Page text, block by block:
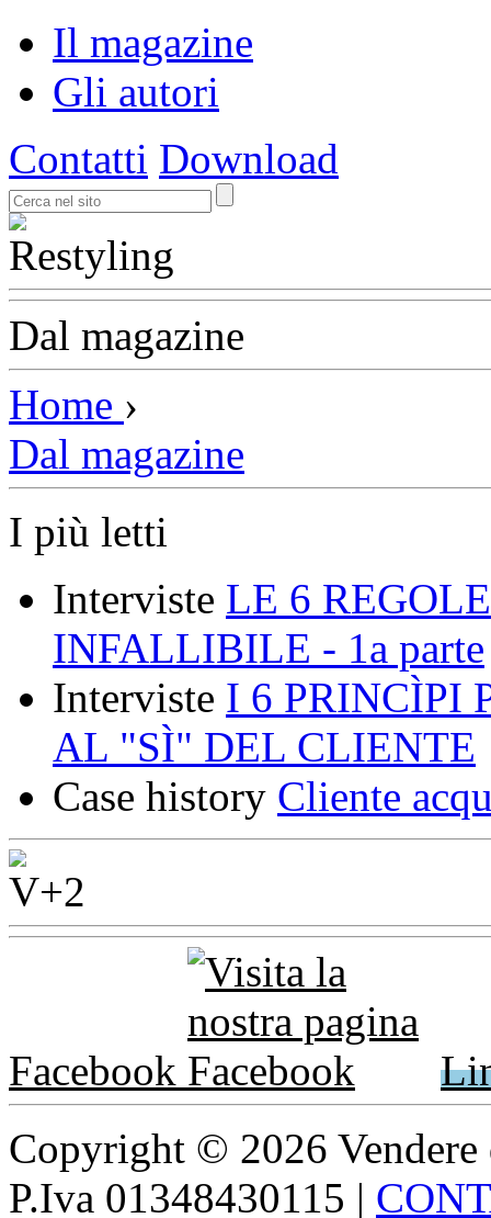
Il magazine
Gli autori
Contatti Download
Dal magazine
Home ›
Dal magazine
I più letti
Interviste LE 6
INFALLIBILE - 1a parte
Interviste I 6 PRINCÌPI
AL "SÌ" DEL CLIENTE
Case history Cliente
Facebook
Copyright © 2026
P.Iva 01348430115 |